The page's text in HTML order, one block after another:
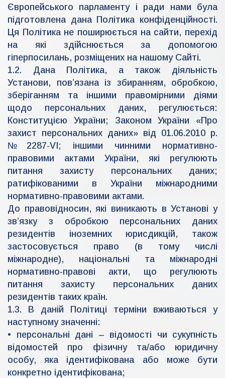
Європейського парламенту і ради нами була
підготовлена дана Політика конфіденційності.
Ця Політика не поширюється на сайти, перехід
на які здійснюється за допомогою
гіперпосилань, розміщених на нашому Сайті.
1.2. Дана Політика, а також діяльність
Установи, пов’язана із збиранням, обробкою,
зберіганням та іншими правомірними діями
щодо персональних даних, регулюється:
Конституцією України; Законом України «Про
захист персональних даних» від 01.06.2010 р.
№2287-VI; іншими чинними нормативно-
правовими актами України, які регулюють
питання захисту персональних даних;
ратифікованими в України міжнародними
нормативно-правовими актами.
До правовідносин, які виникають в Установі у
зв’язку з обробкою персональних даних
резидентів іноземних юрисдикцій, також
застосовується право (в тому числі
міжнародне), національні та міжнародні
нормативно-правові акти, що регулюють
питання захисту персональних даних
резидентів таких країн.
1.3. В даній Політиці терміни вживаються у
наступному значенні:
• персональні дані – відомості чи сукупність
відомостей про фізичну та/або юридичну
особу, яка ідентифікована або може бути
конкретно ідентифікована;